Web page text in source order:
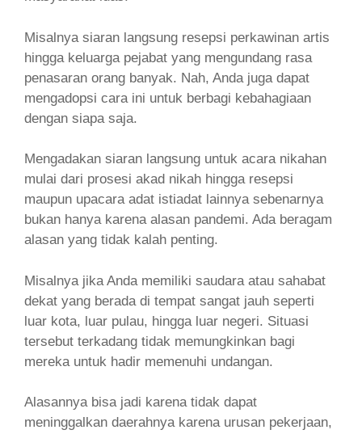
Misalnya siaran langsung resepsi perkawinan artis
hingga keluarga pejabat yang mengundang rasa
penasaran orang banyak. Nah, Anda juga dapat
mengadopsi cara ini untuk berbagi kebahagiaan
dengan siapa saja.
Mengadakan siaran langsung untuk acara nikahan
mulai dari prosesi akad nikah hingga resepsi
maupun upacara adat istiadat lainnya sebenarnya
bukan hanya karena alasan pandemi. Ada beragam
alasan yang tidak kalah penting.
Misalnya jika Anda memiliki saudara atau sahabat
dekat yang berada di tempat sangat jauh seperti
luar kota, luar pulau, hingga luar negeri. Situasi
tersebut terkadang tidak memungkinkan bagi
mereka untuk hadir memenuhi undangan.
Alasannya bisa jadi karena tidak dapat
meninggalkan daerahnya karena urusan pekerjaan,